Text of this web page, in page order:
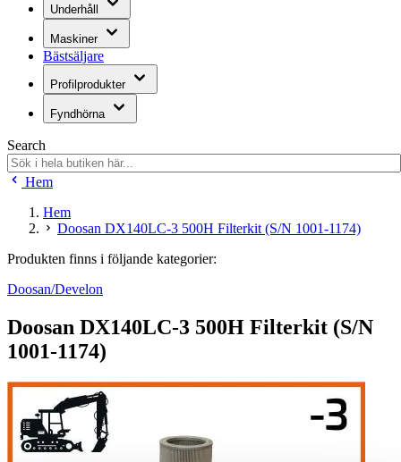
Underhåll
Maskiner
Bästsäljare
Profilprodukter
Fyndhörna
Search
Hem
Hem
Doosan DX140LC-3 500H Filterkit (S/N 1001-1174)
Produkten finns i följande kategorier:
Doosan/Develon
Doosan DX140LC-3 500H Filterkit (S/N
1001-1174)